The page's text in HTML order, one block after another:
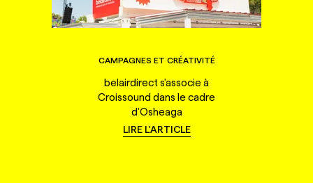
CAMPAGNES ET CRÉATIVITÉ
belairdirect s'associe à
Croissound dans le cadre
d'Osheaga
LIRE L'ARTICLE